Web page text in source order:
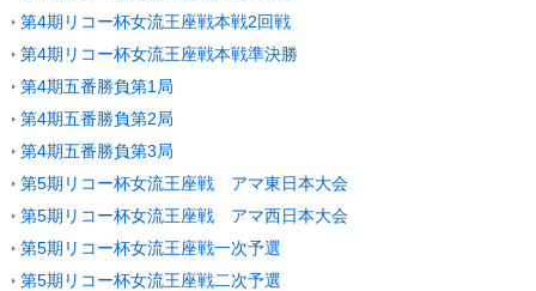
第4期リコー杯女流王座戦本戦2回戦
第4期リコー杯女流王座戦本戦準決勝
第4期五番勝負第1局
第4期五番勝負第2局
第4期五番勝負第3局
第5期リコー杯女流王座戦 アマ東日本大会
第5期リコー杯女流王座戦 アマ西日本大会
第5期リコー杯女流王座戦一次予選
第5期リコー杯女流王座戦二次予選